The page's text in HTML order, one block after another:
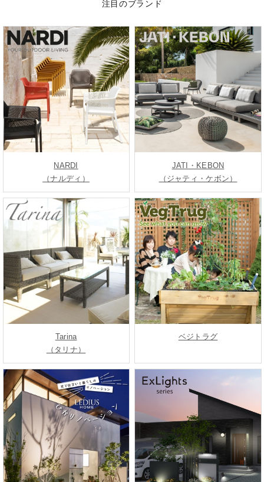
注目のブランド
NARDI
（ナルディ）
JATI・KEBON
（ジャティ・ケボン）
Tarina
（タリナ）
ベジトラグ